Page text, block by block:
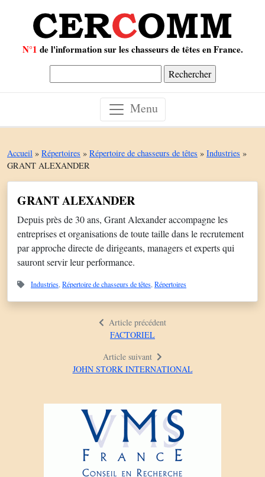
N°1 de l'information sur les chasseurs de têtes en France.
Menu
Accueil » Répertoires » Répertoire de chasseurs de têtes » Industries »
GRANT ALEXANDER
GRANT ALEXANDER
Depuis près de 30 ans, Grant Alexander accompagne les
entreprises et organisations de toute taille dans le recrutement
par approche directe de dirigeants, managers et experts qui
sauront servir leur performance.
Industries Répertoire de chasseurs de têtes Répertoires
Article précédent
FACTORIEL
Article suivant
JOHN STORK INTERNATIONAL